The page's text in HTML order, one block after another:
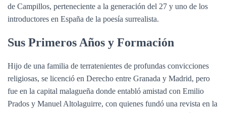
de Campillos, perteneciente a la generación del 27 y uno de los
introductores en España de la poesía surrealista.
Sus Primeros Años y Formación
Hijo de una familia de terratenientes de profundas convicciones
religiosas, se licenció en Derecho entre Granada y Madrid, pero
fue en la capital malagueña donde entabló amistad con Emilio
Prados y Manuel Altolaguirre, con quienes fundó una revista en la